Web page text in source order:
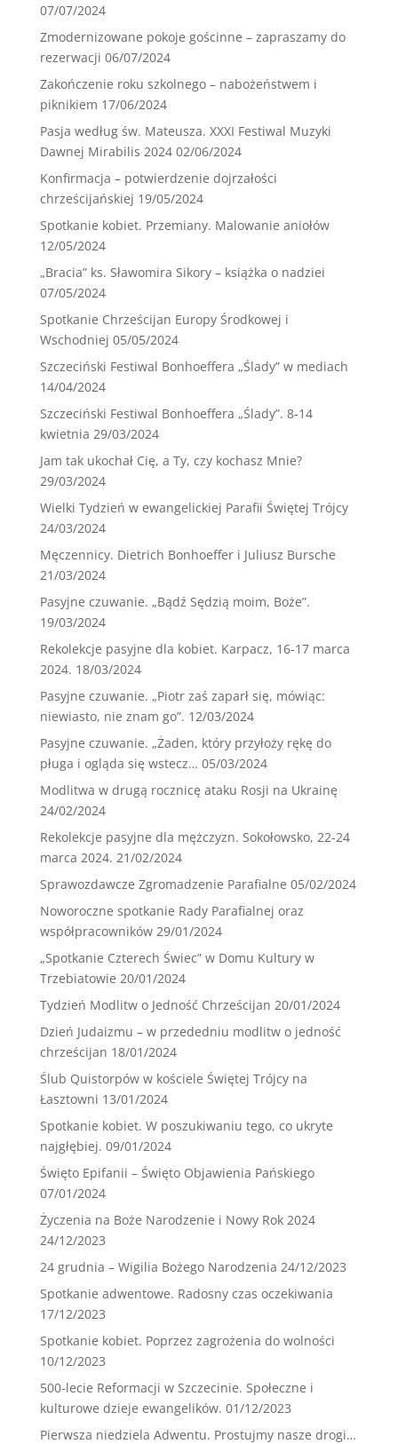
07/07/2024
Zmodernizowane pokoje gościnne – zapraszamy do
rezerwacji 06/07/2024
Zakończenie roku szkolnego – nabożeństwem i
piknikiem 17/06/2024
Pasja według św. Mateusza. XXXI Festiwal Muzyki
Dawnej Mirabilis 2024 02/06/2024
Konfirmacja – potwierdzenie dojrzałości
chrześcijańskiej 19/05/2024
Spotkanie kobiet. Przemiany. Malowanie aniołów
12/05/2024
„Bracia” ks. Sławomira Sikory – książka o nadziei
07/05/2024
Spotkanie Chrześcijan Europy Środkowej i
Wschodniej 05/05/2024
Szczeciński Festiwal Bonhoeffera „Ślady” w mediach
14/04/2024
Szczeciński Festiwal Bonhoeffera „Ślady”. 8-14
kwietnia 29/03/2024
Jam tak ukochał Cię, a Ty, czy kochasz Mnie?
29/03/2024
Wielki Tydzień w ewangelickiej Parafii Świętej Trójcy
24/03/2024
Męczennicy. Dietrich Bonhoeffer i Juliusz Bursche
21/03/2024
Pasyjne czuwanie. „Bądź Sędzią moim, Boże”.
19/03/2024
Rekolekcje pasyjne dla kobiet. Karpacz, 16-17 marca
2024. 18/03/2024
Pasyjne czuwanie. „Piotr zaś zaparł się, mówiąc:
niewiasto, nie znam go”. 12/03/2024
Pasyjne czuwanie. „Żaden, który przyłoży rękę do
pługa i ogląda się wstecz… 05/03/2024
Modlitwa w drugą rocznicę ataku Rosji na Ukrainę
24/02/2024
Rekolekcje pasyjne dla mężczyzn. Sokołowsko, 22-24
marca 2024. 21/02/2024
Sprawozdawcze Zgromadzenie Parafialne 05/02/2024
Noworoczne spotkanie Rady Parafialnej oraz
współpracowników 29/01/2024
„Spotkanie Czterech Świec” w Domu Kultury w
Trzebiatowie 20/01/2024
Tydzień Modlitw o Jedność Chrześcijan 20/01/2024
Dzień Judaizmu – w przededniu modlitw o jedność
chrześcijan 18/01/2024
Ślub Quistorpów w kościele Świętej Trójcy na
Łasztowni 13/01/2024
Spotkanie kobiet. W poszukiwaniu tego, co ukryte
najgłębiej. 09/01/2024
Święto Epifanii – Święto Objawienia Pańskiego
07/01/2024
Życzenia na Boże Narodzenie i Nowy Rok 2024
24/12/2023
24 grudnia – Wigilia Bożego Narodzenia 24/12/2023
Spotkanie adwentowe. Radosny czas oczekiwania
17/12/2023
Spotkanie kobiet. Poprzez zagrożenia do wolności
10/12/2023
500-lecie Reformacji w Szczecinie. Społeczne i
kulturowe dzieje ewangelików. 01/12/2023
Pierwsza niedziela Adwentu. Prostujmy nasze drogi…